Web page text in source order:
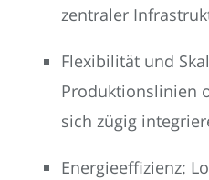
zentraler
Flexibilität und
Produktionslinien
sich zügig
Energieeffizienz: